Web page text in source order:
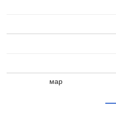
мар